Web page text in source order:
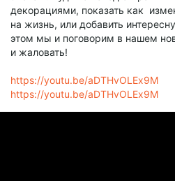
декорациями, показать как
на жизнь, или добавить
этом мы и поговорим в нашем
и жаловать!
https://youtu.be/aDTHvOLEx9M
https://youtu.be/aDTHvOLEx9M